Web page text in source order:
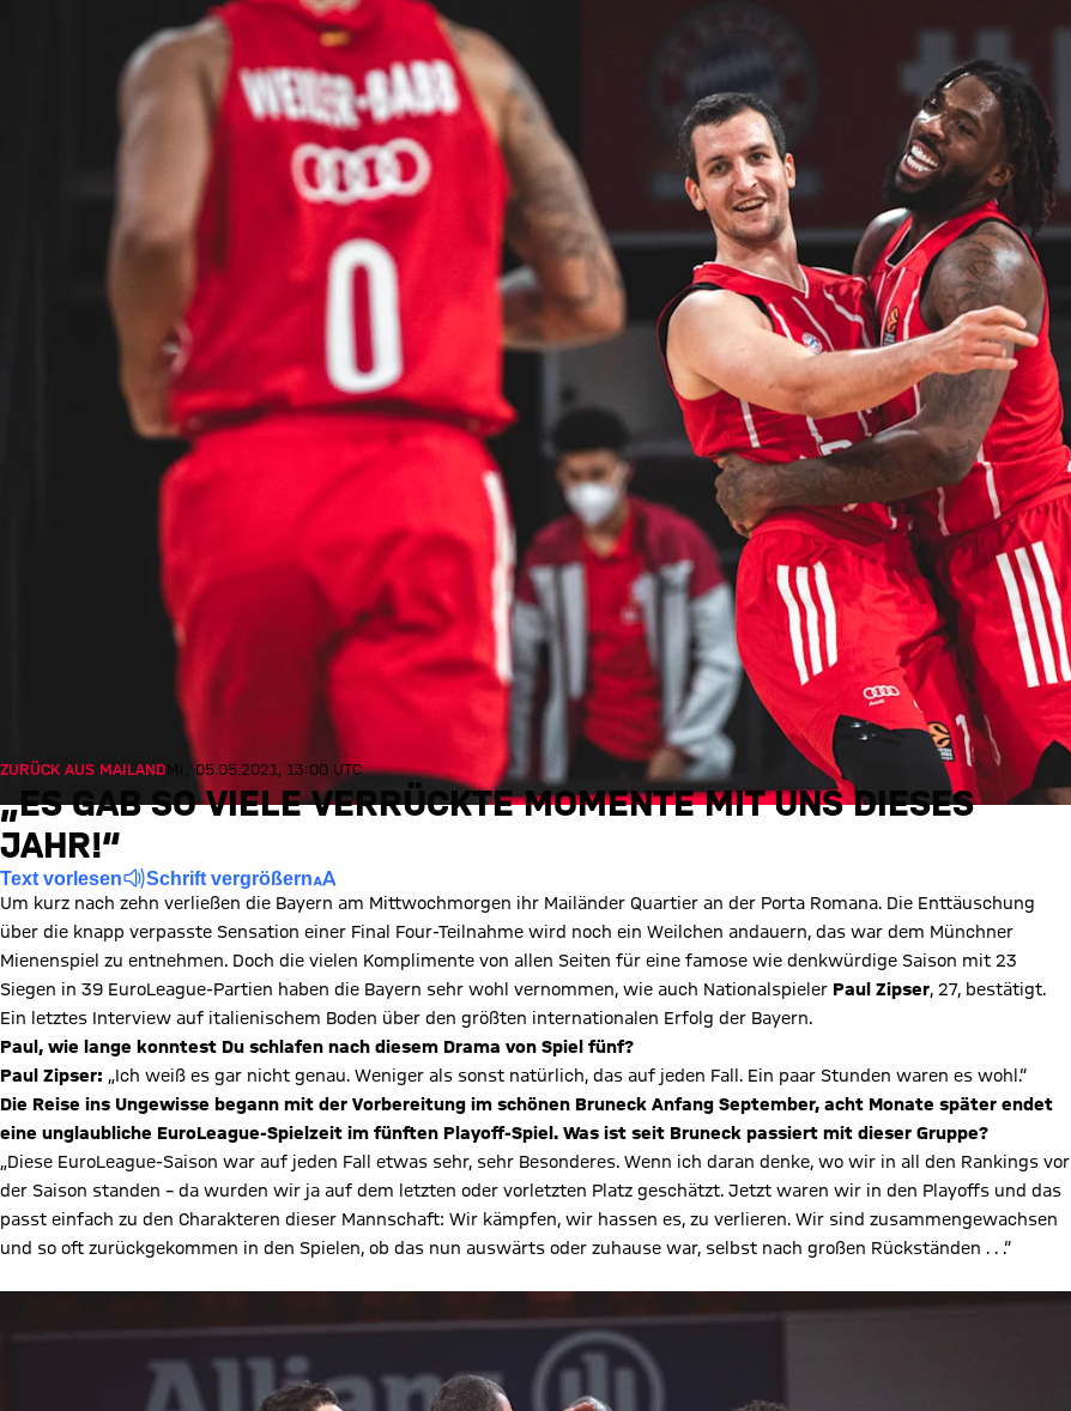
ZURÜCK AUS MAILAND Mi., 05.05.2021, 13:00 UTC
„ES GAB SO VIELE VERRÜCKTE MOMENTE MIT UNS DIESES
JAHR!“
Text vorlesen Schrift vergrößern
Um kurz nach zehn verließen die Bayern am Mittwochmorgen ihr Mailänder Quartier an der Porta Romana. Die Enttäuschung
über die knapp verpasste Sensation einer Final Four-Teilnahme wird noch ein Weilchen andauern, das war dem Münchner
Mienenspiel zu entnehmen. Doch die vielen Komplimente von allen Seiten für eine famose wie denkwürdige Saison mit 23
Siegen in 39 EuroLeague-Partien haben die Bayern sehr wohl vernommen, wie auch Nationalspieler Paul Zipser, 27, bestätigt.
Ein letztes Interview auf italienischem Boden über den größten internationalen Erfolg der Bayern.
Paul, wie lange konntest Du schlafen nach diesem Drama von Spiel fünf?
Paul Zipser: „Ich weiß es gar nicht genau. Weniger als sonst natürlich, das auf jeden Fall. Ein paar Stunden waren es wohl.“
Die Reise ins Ungewisse begann mit der Vorbereitung im schönen Bruneck Anfang September, acht Monate später endet
eine unglaubliche EuroLeague-Spielzeit im fünften Playoff-Spiel. Was ist seit Bruneck passiert mit dieser Gruppe?
„Diese EuroLeague-Saison war auf jeden Fall etwas sehr, sehr Besonderes. Wenn ich daran denke, wo wir in all den Rankings vor
der Saison standen – da wurden wir ja auf dem letzten oder vorletzten Platz geschätzt. Jetzt waren wir in den Playoffs und das
passt einfach zu den Charakteren dieser Mannschaft: Wir kämpfen, wir hassen es, zu verlieren. Wir sind zusammengewachsen
und so oft zurückgekommen in den Spielen, ob das nun auswärts oder zuhause war, selbst nach großen Rückständen . . .“